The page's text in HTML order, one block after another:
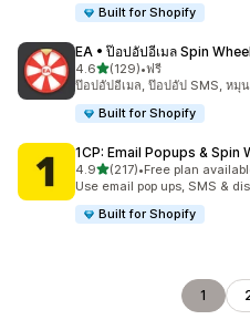
Built for Shopify
EA • ป๊อปอัปอีเมล Spin Wheel
4.6เต็ม 5 ดาว
(129)
ทั้งหมด 129 รีวิว
•ฟรี
ป๊อปอัปอีเมล, ป๊อปอัป SMS, หมุ
Built for Shopify
1CP: Email Popups & Spin
4.9เต็ม 5 ดาว
(217)
ทั้งหมด 217 รีวิว
•Free plan
Use email pop ups, SMS &
Built for Shopify
1